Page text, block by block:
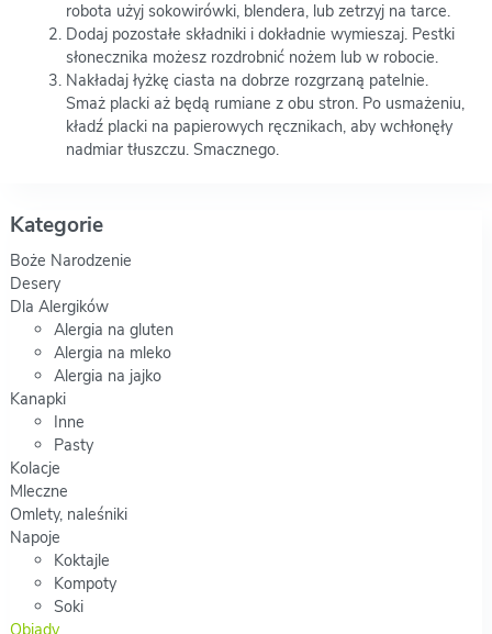
robota użyj sokowirówki, blendera, lub zetrzyj na tarce.
Dodaj pozostałe składniki i dokładnie wymieszaj. Pestki
słonecznika możesz rozdrobnić nożem lub w robocie.
Nakładaj łyżkę ciasta na dobrze rozgrzaną patelnie.
Smaż placki aż będą rumiane z obu stron. Po usmażeniu,
kładź placki na papierowych ręcznikach, aby wchłonęły
nadmiar tłuszczu. Smacznego.
Kategorie
Boże Narodzenie
Desery
Dla Alergików
Alergia na gluten
Alergia na mleko
Alergia na jajko
Kanapki
Inne
Pasty
Kolacje
Mleczne
Omlety, naleśniki
Napoje
Koktajle
Kompoty
Soki